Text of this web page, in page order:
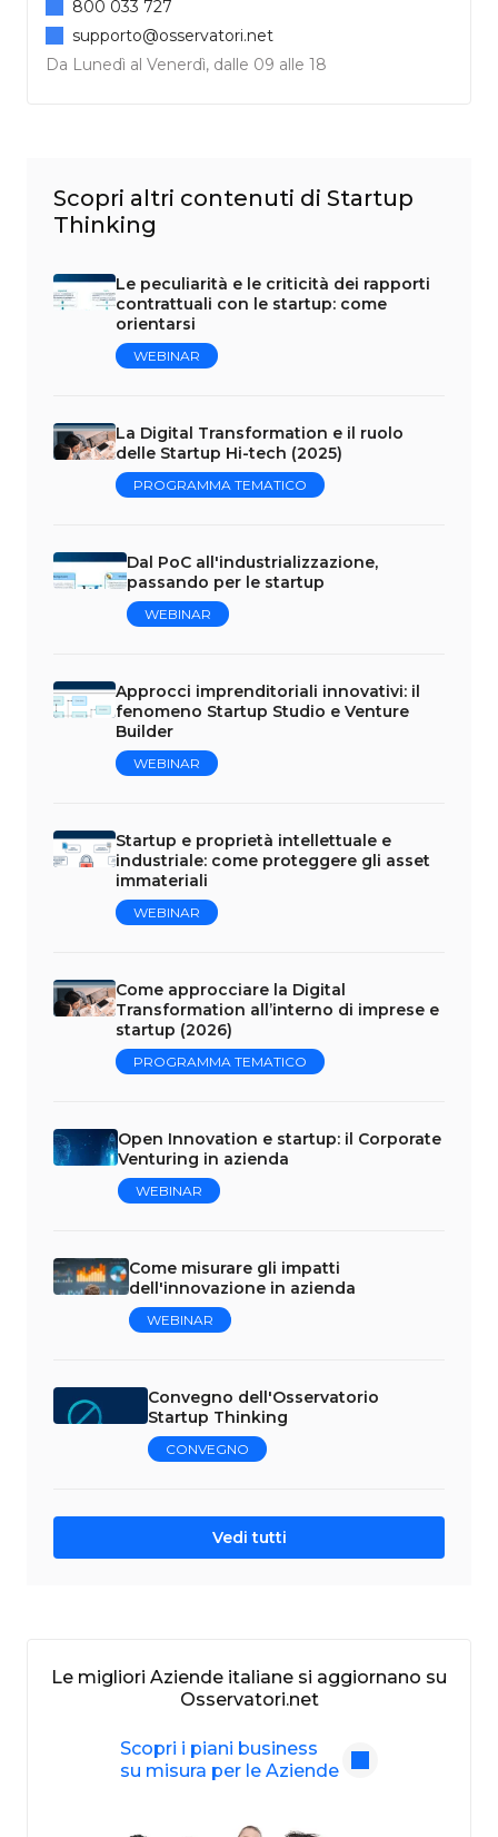
Da Lunedì al Venerdì, dalle 09 alle 18
800 033 727
supporto@osservatori.net
Scopri altri contenuti di Startup
Thinking
Le peculiarità e le criticità dei rapporti
contrattuali con le startup: come
orientarsi
WEBINAR
La Digital Transformation e il ruolo
delle Startup Hi-tech (2025)
PROGRAMMA TEMATICO
Dal PoC all'industrializzazione,
passando per le startup
WEBINAR
Approcci imprenditoriali innovativi: il
fenomeno Startup Studio e Venture
Builder
WEBINAR
Startup e proprietà intellettuale e
industriale: come proteggere gli asset
immateriali
WEBINAR
Come approcciare la Digital
Transformation all’interno di imprese e
startup (2026)
PROGRAMMA TEMATICO
Open Innovation e startup: il Corporate
Venturing in azienda
WEBINAR
Come misurare gli impatti
dell'innovazione in azienda
WEBINAR
Convegno dell'Osservatorio
Startup Thinking
CONVEGNO
Vedi tutti
Le migliori Aziende italiane si aggiornano su
Osservatori.net
Scopri i piani business
su misura per le Aziende